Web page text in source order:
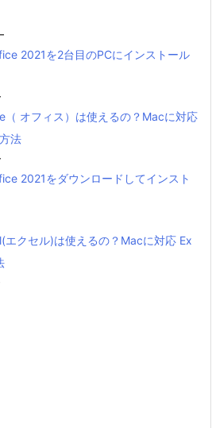
2021を2台目のPCにインストール
オフィス）は使えるの？Macに対応
法
2021をダウンロードしてインスト
エクセル)は使えるの？Macに対応 Ex